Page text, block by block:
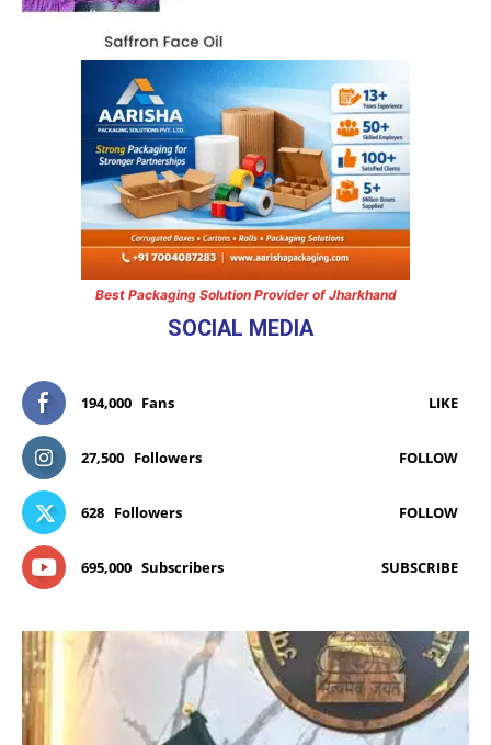
Best Packaging Solution Provider of Jharkhand
SOCIAL MEDIA
194,000 Fans LIKE
27,500 Followers FOLLOW
628 Followers FOLLOW
695,000 Subscribers SUBSCRIBE